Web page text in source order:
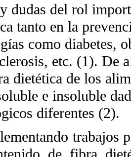
dudas del rol
tanto en la
como diabetes,
etc. (1). De
dietética de los
e insoluble
diferentes (2).
trabajos